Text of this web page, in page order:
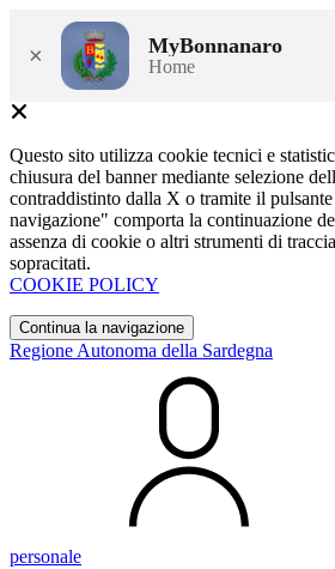
× MyBonnanaro
Home
Questo sito utilizza cookie tecnici e
chiusura del banner mediante selezione
contraddistinto dalla X o tramite il
navigazione" comporta la continuazione
assenza di cookie o altri strumenti di
sopracitati.
COOKIE POLICY
Continua la navigazione
Regione Autonoma della Sardegna
personale